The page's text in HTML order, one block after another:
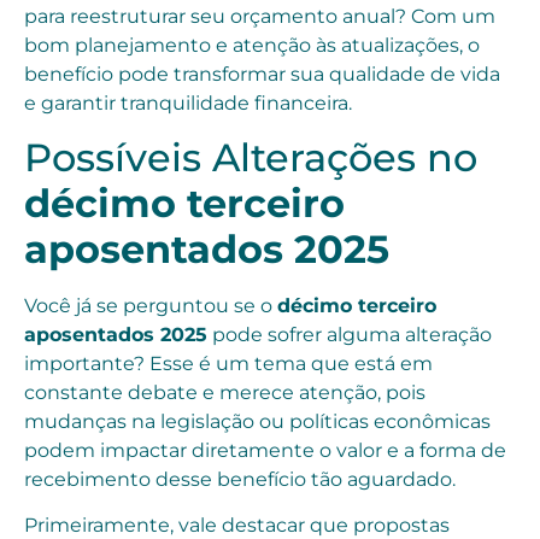
para reestruturar seu orçamento anual? Com um
bom planejamento e atenção às atualizações, o
benefício pode transformar sua qualidade de vida
e garantir tranquilidade financeira.
Possíveis Alterações no
décimo terceiro
aposentados 2025
Você já se perguntou se o décimo terceiro
aposentados 2025 pode sofrer alguma alteração
importante? Esse é um tema que está em
constante debate e merece atenção, pois
mudanças na legislação ou políticas econômicas
podem impactar diretamente o valor e a forma de
recebimento desse benefício tão aguardado.
Primeiramente, vale destacar que propostas